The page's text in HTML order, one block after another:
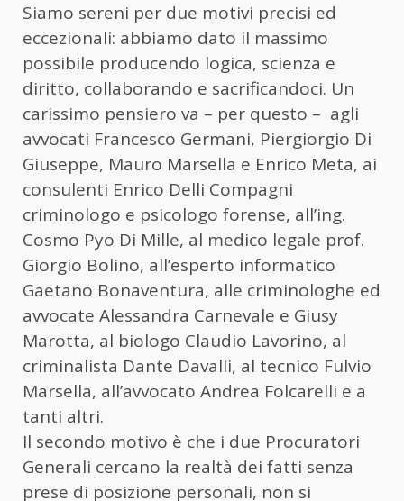
Siamo sereni per due motivi precisi ed
eccezionali: abbiamo dato il massimo
possibile producendo logica, scienza e
diritto, collaborando e sacrificandoci. Un
carissimo pensiero va – per questo – agli
avvocati Francesco Germani, Piergiorgio Di
Giuseppe, Mauro Marsella e Enrico Meta, ai
consulenti Enrico Delli Compagni
criminologo e psicologo forense, all’ing.
Cosmo Pyo Di Mille, al medico legale prof.
Giorgio Bolino, all’esperto informatico
Gaetano Bonaventura, alle criminologhe ed
avvocate Alessandra Carnevale e Giusy
Marotta, al biologo Claudio Lavorino, al
criminalista Dante Davalli, al tecnico Fulvio
Marsella, all’avvocato Andrea Folcarelli e a
tanti altri.
Il secondo motivo è che i due Procuratori
Generali cercano la realtà dei fatti senza
prese di posizione personali, non si